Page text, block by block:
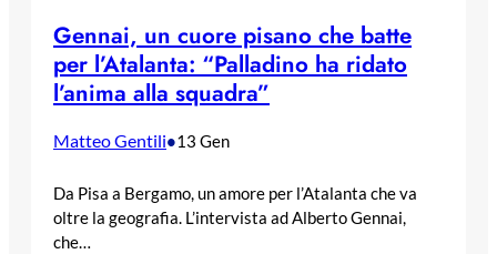
Gennai, un cuore pisano che batte
per l’Atalanta: “Palladino ha ridato
l’anima alla squadra”
Matteo Gentili•13 Gen
Da Pisa a Bergamo, un amore per l’Atalanta che va
oltre la geografia. L’intervista ad Alberto Gennai,
che…